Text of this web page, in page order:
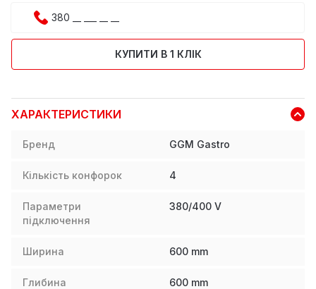
КУПИТИ В 1 КЛІК
ХАРАКТЕРИСТИКИ
Бренд GGM Gastro
Кількість конфорок 4
Параметри
підключення
380/400 V
Ширина 600 mm
Глибина 600 mm